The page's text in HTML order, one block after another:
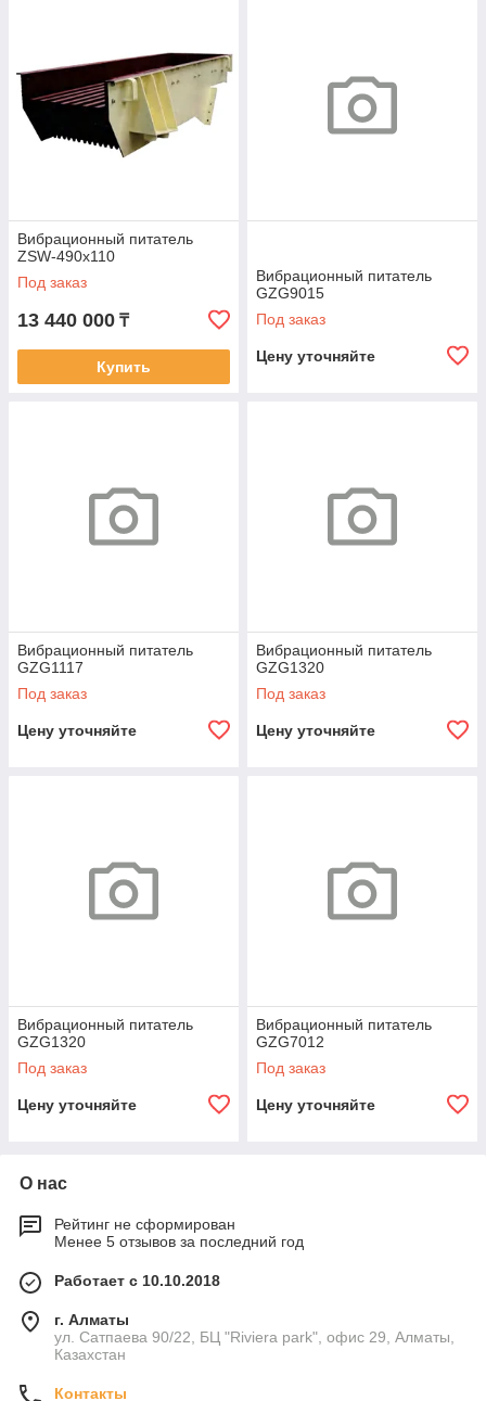
Вибрационный питатель
ZSW-490x110
Под заказ
13 440 000 ₸
Купить
Вибрационный питатель
GZG9015
Под заказ
Цену уточняйте
Вибрационный питатель
GZG1117
Под заказ
Цену уточняйте
Вибрационный питатель
GZG1320
Под заказ
Цену уточняйте
Вибрационный питатель
GZG1320
Под заказ
Цену уточняйте
Вибрационный питатель
GZG7012
Под заказ
Цену уточняйте
О нас
Рейтинг не сформирован
Менее 5 отзывов за последний год
Работает с 10.10.2018
г. Алматы
ул. Сатпаева 90/22, БЦ "Riviera park", офис 29, Алматы,
Казахстан
Контакты